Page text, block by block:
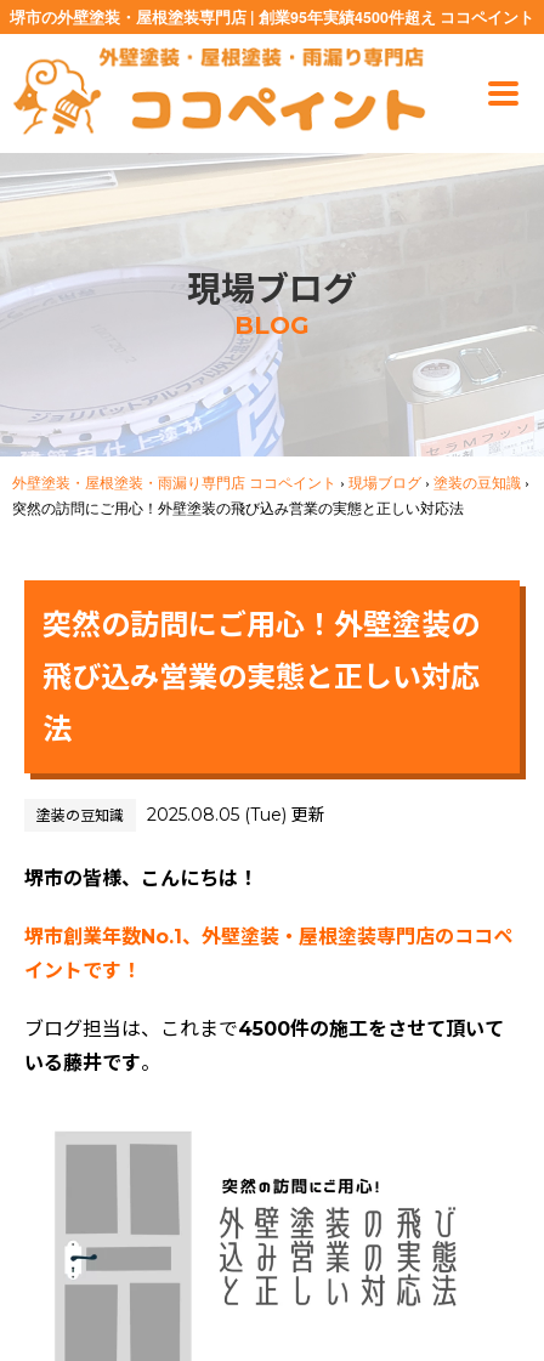
堺市の外壁塗装・屋根塗装専門店 | 創業95年実績4500件超え ココペイント
現場ブログ
BLOG
外壁塗装・屋根塗装・雨漏り専門店 ココペイント › 現場ブログ › 塗装の豆知識 ›
突然の訪問にご用心！外壁塗装の飛び込み営業の実態と正しい対応法
突然の訪問にご用心！外壁塗装の
飛び込み営業の実態と正しい対応
法
塗装の豆知識 2025.08.05 (Tue) 更新
堺市の皆様、こんにちは！
堺市創業年数No.1、外壁塗装・屋根塗装専門店のココペ
イントです！
ブログ担当は、これまで4500件の施工をさせて頂いて
いる藤井です。